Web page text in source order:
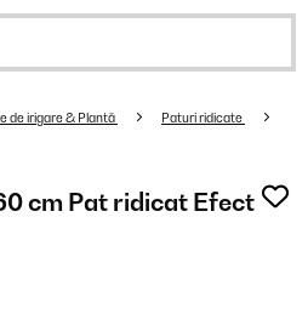
de irigare & Plantă Paturi ridicate
cm Pat ridicat Efect